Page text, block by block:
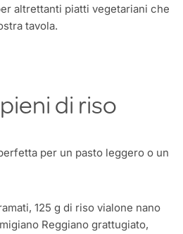
altrettanti piatti vegetariani che
tavola.
di riso
per un pasto leggero o un
125 g di riso vialone nano
Reggiano grattugiato,